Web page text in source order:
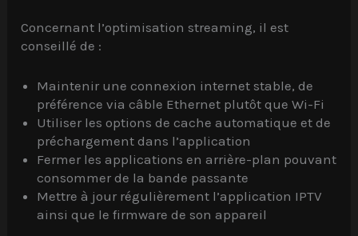
Concernant l’optimisation streaming, il est
conseillé de :
Maintenir une connexion internet stable, de
préférence via câble Ethernet plutôt que Wi-Fi
Utiliser les options de cache automatique et de
préchargement dans l’application
Fermer les applications en arrière-plan pouvant
consommer de la bande passante
Mettre à jour régulièrement l’application IPTV
ainsi que le firmware de son appareil